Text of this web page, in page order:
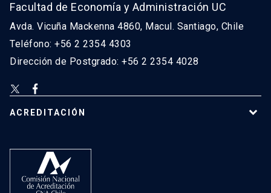
Facultad de Economía y Administración UC
Avda. Vicuña Mackenna 4860, Macul. Santiago, Chile
Teléfono: +56 2 2354 4303
Dirección de Postgrado: +56 2 2354 4028
ACREDITACIÓN